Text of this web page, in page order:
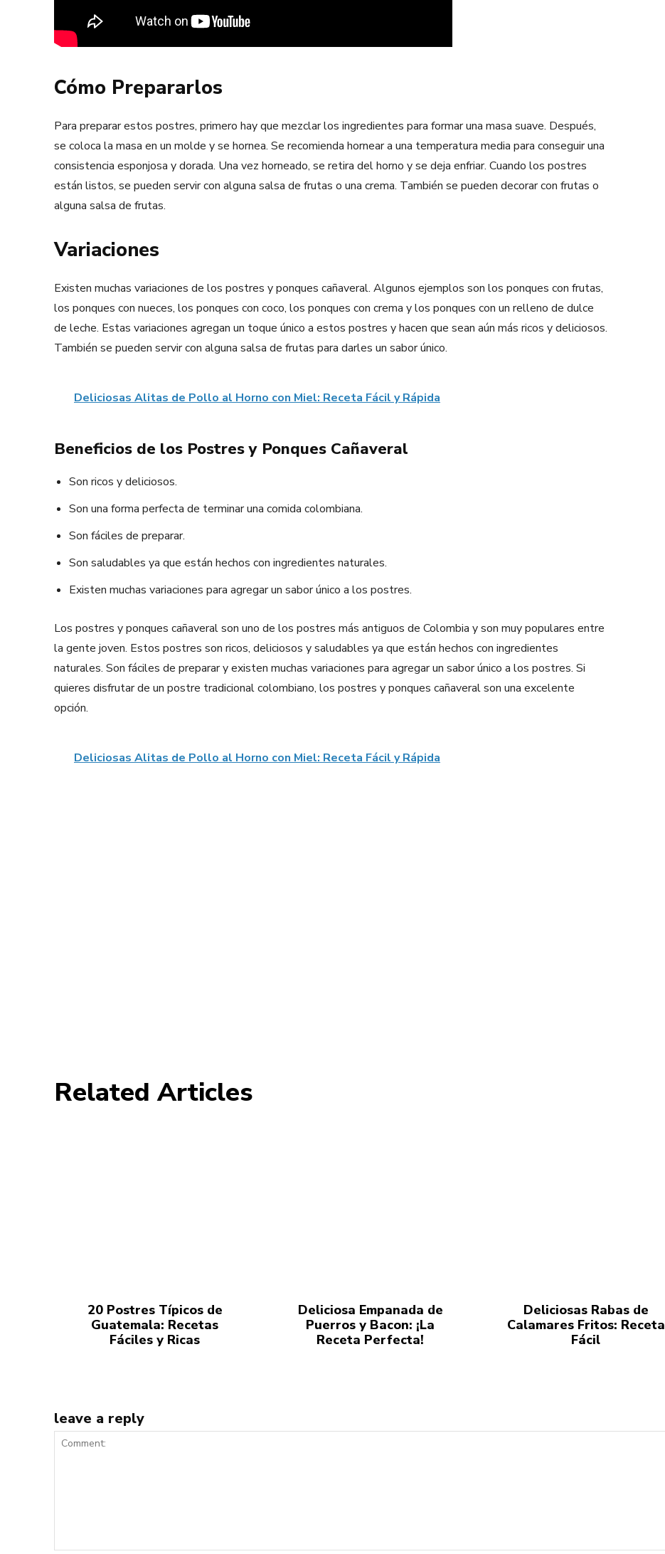
Cómo Prepararlos
Para preparar estos postres, primero hay que mezclar los ingredientes para formar una masa suave. Después,
se coloca la masa en un molde y se hornea. Se recomienda hornear a una temperatura media para conseguir una
consistencia esponjosa y dorada. Una vez horneado, se retira del horno y se deja enfriar. Cuando los postres
están listos, se pueden servir con alguna salsa de frutas o una crema. También se pueden decorar con frutas o
alguna salsa de frutas.
Variaciones
Existen muchas variaciones de los postres y ponques cañaveral. Algunos ejemplos son los ponques con frutas,
los ponques con nueces, los ponques con coco, los ponques con crema y los ponques con un relleno de dulce
de leche. Estas variaciones agregan un toque único a estos postres y hacen que sean aún más ricos y deliciosos.
También se pueden servir con alguna salsa de frutas para darles un sabor único.
Deliciosas Alitas de Pollo al Horno con Miel: Receta Fácil y Rápida
Beneficios de los Postres y Ponques Cañaveral
Son ricos y deliciosos.
Son una forma perfecta de terminar una comida colombiana.
Son fáciles de preparar.
Son saludables ya que están hechos con ingredientes naturales.
Existen muchas variaciones para agregar un sabor único a los postres.
Los postres y ponques cañaveral son uno de los postres más antiguos de Colombia y son muy populares entre
la gente joven. Estos postres son ricos, deliciosos y saludables ya que están hechos con ingredientes
naturales. Son fáciles de preparar y existen muchas variaciones para agregar un sabor único a los postres. Si
quieres disfrutar de un postre tradicional colombiano, los postres y ponques cañaveral son una excelente
opción.
Deliciosas Alitas de Pollo al Horno con Miel: Receta Fácil y Rápida
Related Articles
20 Postres Típicos de
Guatemala: Recetas
Fáciles y Ricas
Deliciosa Empanada de
Puerros y Bacon: ¡La
Receta Perfecta!
Deliciosas Rabas de
Calamares Fritos: Receta
Fácil
leave a reply